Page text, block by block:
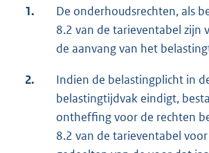
1.
De onderhoudsrechten, als
8.2 van de tarieventabel zijn
de aanvang van het
2.
Indien de belastingplicht in
belastingtijdvak eindigt,
ontheffing voor de rechten
8.2 van de tarieventabel